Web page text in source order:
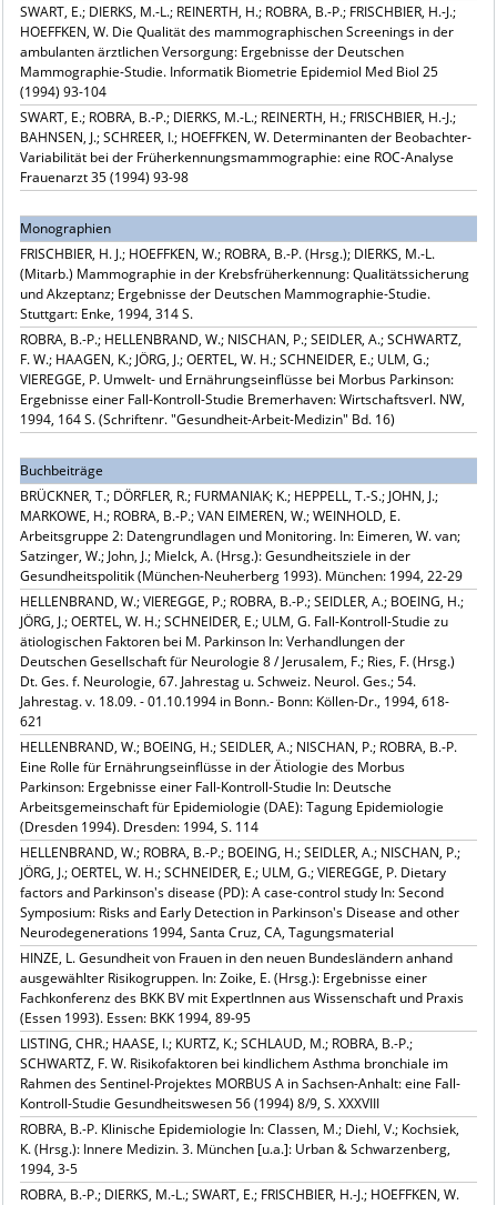
SWART, E.; DIERKS, M.-L.; REINERTH, H.; ROBRA, B.-P.; FRISCHBIER, H.-J.;
HOEFFKEN, W. Die Qualität des mammographischen Screenings in der
ambulanten ärztlichen Versorgung: Ergebnisse der Deutschen
Mammographie-Studie. Informatik Biometrie Epidemiol Med Biol 25
(1994) 93-104
SWART, E.; ROBRA, B.-P.; DIERKS, M.-L.; REINERTH, H.; FRISCHBIER, H.-J.;
BAHNSEN, J.; SCHREER, I.; HOEFFKEN, W. Determinanten der Beobachter-
Variabilität bei der Früherkennungsmammographie: eine ROC-Analyse
Frauenarzt 35 (1994) 93-98
Monographien
FRISCHBIER, H. J.; HOEFFKEN, W.; ROBRA, B.-P. (Hrsg.); DIERKS, M.-L.
(Mitarb.) Mammographie in der Krebsfrüherkennung: Qualitätssicherung
und Akzeptanz; Ergebnisse der Deutschen Mammographie-Studie.
Stuttgart: Enke, 1994, 314 S.
ROBRA, B.-P.; HELLENBRAND, W.; NISCHAN, P.; SEIDLER, A.; SCHWARTZ,
F. W.; HAAGEN, K.; JÖRG, J.; OERTEL, W. H.; SCHNEIDER, E.; ULM, G.;
VIEREGGE, P. Umwelt- und Ernährungseinflüsse bei Morbus Parkinson:
Ergebnisse einer Fall-Kontroll-Studie Bremerhaven: Wirtschaftsverl. NW,
1994, 164 S. (Schriftenr. "Gesundheit-Arbeit-Medizin" Bd. 16)
Buchbeiträge
BRÜCKNER, T.; DÖRFLER, R.; FURMANIAK; K.; HEPPELL, T.-S.; JOHN, J.;
MARKOWE, H.; ROBRA, B.-P.; VAN EIMEREN, W.; WEINHOLD, E.
Arbeitsgruppe 2: Datengrundlagen und Monitoring. In: Eimeren, W. van;
Satzinger, W.; John, J.; Mielck, A. (Hrsg.): Gesundheitsziele in der
Gesundheitspolitik (München-Neuherberg 1993). München: 1994, 22-29
HELLENBRAND, W.; VIEREGGE, P.; ROBRA, B.-P.; SEIDLER, A.; BOEING, H.;
JÖRG, J.; OERTEL, W. H.; SCHNEIDER, E.; ULM, G. Fall-Kontroll-Studie zu
ätiologischen Faktoren bei M. Parkinson In: Verhandlungen der
Deutschen Gesellschaft für Neurologie 8 / Jerusalem, F.; Ries, F. (Hrsg.)
Dt. Ges. f. Neurologie, 67. Jahrestag u. Schweiz. Neurol. Ges.; 54.
Jahrestag. v. 18.09. - 01.10.1994 in Bonn.- Bonn: Köllen-Dr., 1994, 618-
621
HELLENBRAND, W.; BOEING, H.; SEIDLER, A.; NISCHAN, P.; ROBRA, B.-P.
Eine Rolle für Ernährungseinflüsse in der Ätiologie des Morbus
Parkinson: Ergebnisse einer Fall-Kontroll-Studie In: Deutsche
Arbeitsgemeinschaft für Epidemiologie (DAE): Tagung Epidemiologie
(Dresden 1994). Dresden: 1994, S. 114
HELLENBRAND, W.; ROBRA, B.-P.; BOEING, H.; SEIDLER, A.; NISCHAN, P.;
JÖRG, J.; OERTEL, W. H.; SCHNEIDER, E.; ULM, G.; VIEREGGE, P. Dietary
factors and Parkinson's disease (PD): A case-control study In: Second
Symposium: Risks and Early Detection in Parkinson's Disease and other
Neurodegenerations 1994, Santa Cruz, CA, Tagungsmaterial
HINZE, L. Gesundheit von Frauen in den neuen Bundesländern anhand
ausgewählter Risikogruppen. In: Zoike, E. (Hrsg.): Ergebnisse einer
Fachkonferenz des BKK BV mit ExpertInnen aus Wissenschaft und Praxis
(Essen 1993). Essen: BKK 1994, 89-95
LISTING, CHR.; HAASE, I.; KURTZ, K.; SCHLAUD, M.; ROBRA, B.-P.;
SCHWARTZ, F. W. Risikofaktoren bei kindlichem Asthma bronchiale im
Rahmen des Sentinel-Projektes MORBUS A in Sachsen-Anhalt: eine Fall-
Kontroll-Studie Gesundheitswesen 56 (1994) 8/9, S. XXXVIII
ROBRA, B.-P. Klinische Epidemiologie In: Classen, M.; Diehl, V.; Kochsiek,
K. (Hrsg.): Innere Medizin. 3. München [u.a.]: Urban & Schwarzenberg,
1994, 3-5
ROBRA, B.-P.; DIERKS, M.-L.; SWART, E.; FRISCHBIER, H.-J.; HOEFFKEN, W.